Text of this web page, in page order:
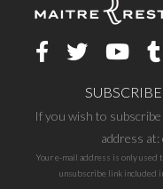
If you wish to
address
Your e-mail address is only used
unsubscribe link included